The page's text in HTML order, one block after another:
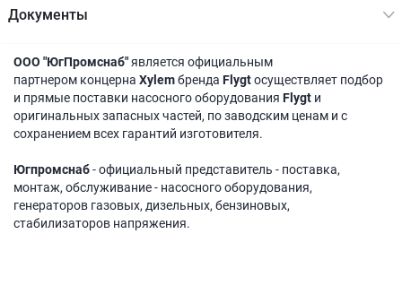
Документы
ООО "ЮгПромснаб"является официальным
партнером концерна Xylemбренда Flygtосуществляет подбор
и прямые поставки насосного оборудования Flygt и
оригинальных запасных частей, по заводским ценам и с
сохранением всех гарантий изготовителя.
Югпромснаб- официальный представитель - поставка,
монтаж, обслуживание - насосного оборудования,
генераторов газовых, дизельных, бензиновых,
стабилизаторов напряжения.